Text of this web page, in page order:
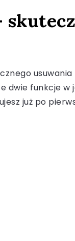
usuwania
dwie funkcje
już po